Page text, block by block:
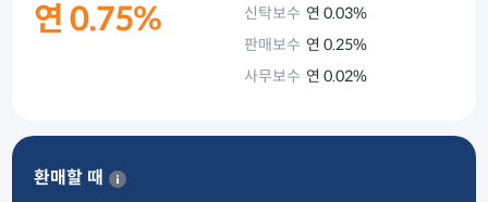
연 0.75%
신탁보수 연 0.03%
판매보수 연 0.25%
사무보수 연 0.02%
환매할 때